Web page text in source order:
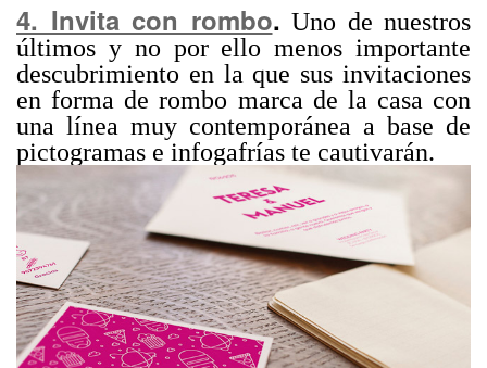
4. Invita con rombo. Uno de nuestros
últimos y no por ello menos importante
descubrimiento en la que sus invitaciones
en forma de rombo marca de la casa con
una línea muy contemporánea a base de
pictogramas e infogafrías te cautivarán.